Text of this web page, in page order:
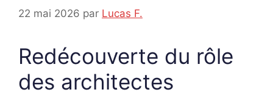
22 mai 2026 par Lucas F.
Redécouverte du rôle
des architectes